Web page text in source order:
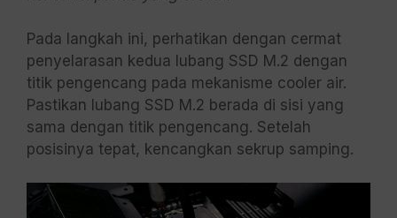
Pada langkah ini, perhatikan dengan cermat
penyelarasan kedua lubang SSD M.2 dengan
titik pengencang pada mekanisme cooler air.
Pastikan lubang SSD M.2 berada di sisi yang
sama dengan titik pengencang. Setelah
posisinya tepat, kencangkan sekrup samping.